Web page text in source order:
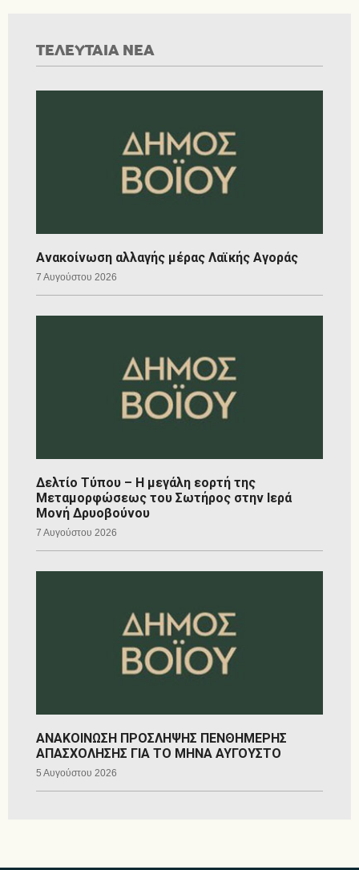
ΤΕΛΕΥΤΑΙΑ ΝΕΑ
Ανακοίνωση αλλαγής μέρας Λαϊκής Αγοράς
7 Αυγούστου 2026
Δελτίο Τύπου – Η μεγάλη εορτή της
Μεταμορφώσεως του Σωτήρος στην Ιερά
Μονή Δρυοβούνου
7 Αυγούστου 2026
ΑΝΑΚΟΙΝΩΣΗ ΠΡΟΣΛΗΨΗΣ ΠΕΝΘΗΜΕΡΗΣ
ΑΠΑΣΧΟΛΗΣΗΣ ΓΙΑ ΤΟ ΜΗΝΑ ΑΥΓΟΥΣΤΟ
5 Αυγούστου 2026